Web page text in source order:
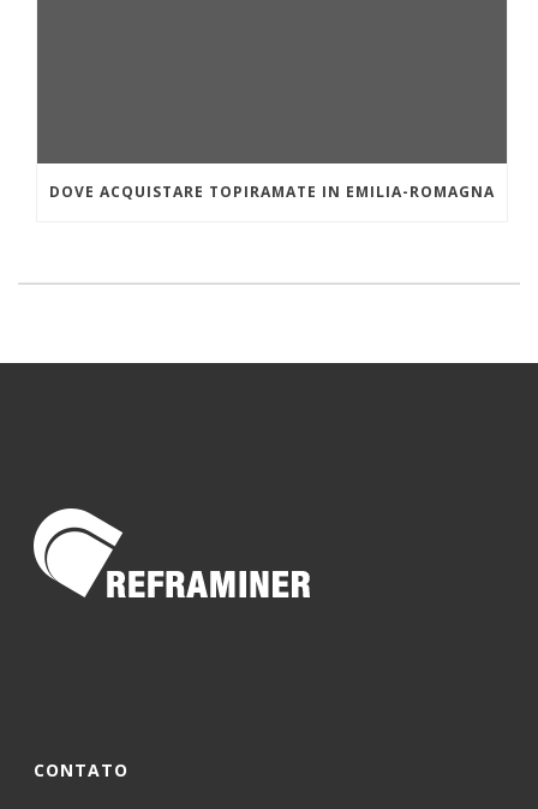
DOVE ACQUISTARE TOPIRAMATE IN EMILIA-ROMAGNA
CONTATO